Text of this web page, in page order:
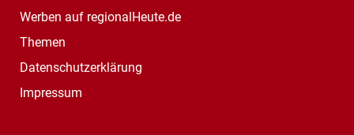
Werben auf regionalHeute.de
Themen
Datenschutzerklärung
Impressum